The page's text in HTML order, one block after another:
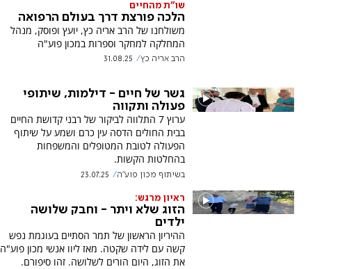
שו"ת מהחיים
הלכה פורצת דרך בעולם הרפואה
משולחנו של הרב אריה כץ, יועץ ופוסק, מנהל
המחלקה למחקר וספרות במכון פוע"ה
הרב אריה כץ 31.08.25
גשר של חיים - דילמות, שיתופי
פעולה ותקווה
ערוץ 7 התלווה לביקור של רבני קדושת החיים
בבית החולים הדסה עין כרם ושמע על שיתוף
הפעולה לטובת המטופלים והמשפחות
בהחלטות הקשות.
בשיתוף מכון פוע"ה 23.07.25
ראיון מרגש:
הזוג שלא ויתר - וחבק שלושה
ילדים
ההיריון הראשון של תמר הסתיים בעוגמת נפש
קשה עם לידה שקטה. מאז ליוו אנשי מכון פוע"ה
את הזוג, היום הורים לשלושה. זהו סיפורם.